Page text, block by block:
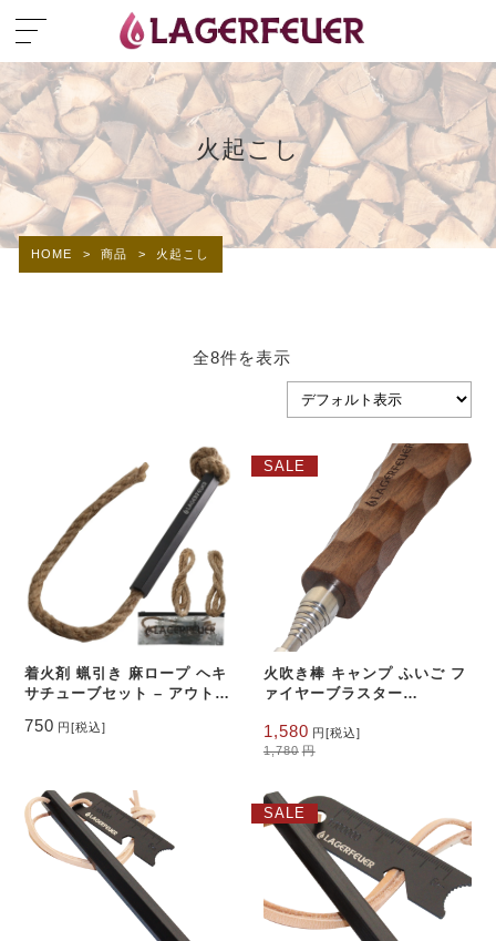
火起こし
HOME > 商品 > 火起こし
全8件を表示
着火剤 蝋引き 麻ロープ ヘキ
サチューブセット – アウトド
単・安全に
750 円[税込]
SALE
火吹き棒 キャンプ ふいご フ
ァイヤーブラスター
栗 ウ ォルナット アウトドア
ブッシュクラフト
1,780 円
元
の
価
は
1,780
円
1,580 円
現
在
の
格
は
1,580
[税込]
SALE